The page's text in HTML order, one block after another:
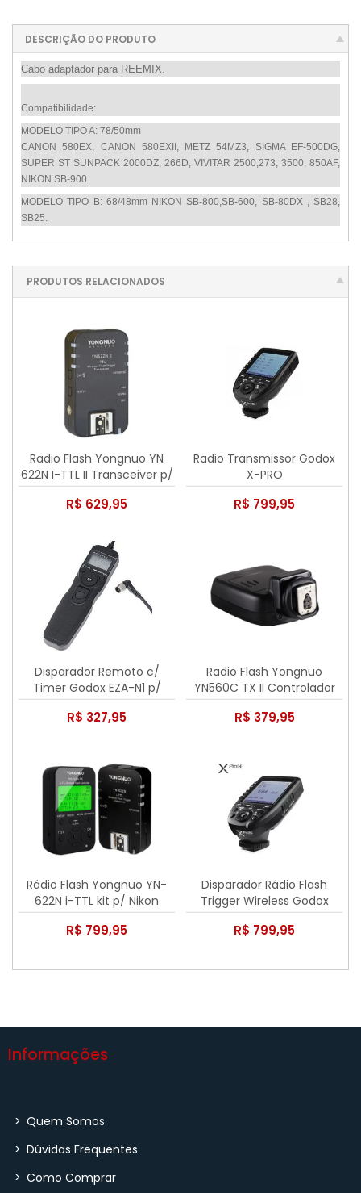
DESCRIÇÃO DO PRODUTO
Cabo adaptador para REEMIX.
Compatibilidade:
MODELO TIPO A: 78/50mm
CANON 580EX, CANON 580EXII, METZ 54MZ3, SIGMA EF-500DG,
SUPER ST SUNPACK 2000DZ, 266D, VIVITAR 2500,273, 3500, 850AF,
NIKON SB-900.
MODELO TIPO B: 68/48mm NIKON SB-800,SB-600, SB-80DX , SB28,
SB25.
PRODUTOS RELACIONADOS
Radio Flash Yongnuo YN
622N I-TTL II Transceiver p/
Nikon
R$ 629,95
Radio Transmissor Godox
X-PRO
R$ 799,95
Disparador Remoto c/
Timer Godox EZA-N1 p/
Nikon
R$ 327,95
Radio Flash Yongnuo
YN560C TX II Controlador
p/ Canon
R$ 379,95
Rádio Flash Yongnuo YN-
622N i-TTL kit p/ Nikon
R$ 799,95
Disparador Rádio Flash
Trigger Wireless Godox
XProN TTL para Nikon
R$ 799,95
Informações
> Quem Somos
> Dúvidas Frequentes
> Como Comprar